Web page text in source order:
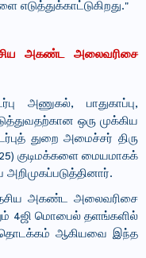
எடுத்துக்காட்டுகிறது."
அகண்ட அலைவரிசை
அணுகல், பாதுகாப்பு,
ஒரு முக்கிய
துறை அமைச்சர் திரு
குடிமக்களை மையமாகக்
அகண்ட அலைவரிசை
4ஜி மொபைல் தளங்களில்
தொடக்கம் ஆகியவை இந்த